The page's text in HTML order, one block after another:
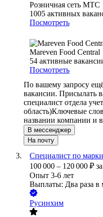
Розничная сеть МТС
1005 активных
Посмотреть
Mareven Food Central
54 активные
Посмотреть
По вашему запросу
вакансии. Присылать
специалист отдела
область)Ключевые
названии компании и
В мессенджер
На почту
Специалист по
100 000 – 120 000 ₽
Опыт 3-6 лет
Выплаты: Два раза в
Русинхим